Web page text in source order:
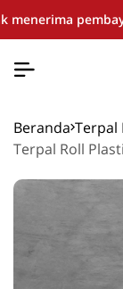
menerima
Beranda Terpal
Terpal Roll